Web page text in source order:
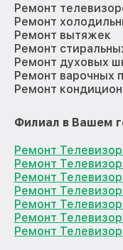
Ремонт
Ремонт
Ремонт вытяжек
Ремонт
Ремонт духовых
Ремонт варочных
Ремонт
Филиал в Вашем
Ремонт
Ремонт
Ремонт
Ремонт
Ремонт
Ремонт
Ремонт